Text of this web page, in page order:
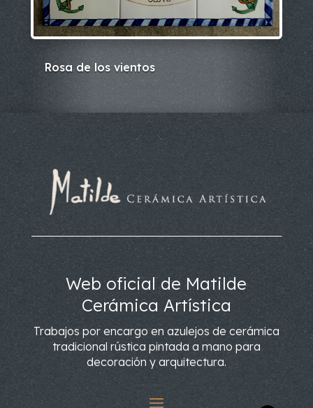
Rosa de los vientos
Web oficial de Matilde
Cerámica Artística
Trabajos por encargo en azulejos de cerámica
tradicional rústica pintada a mano para
decoración y arquitectura.